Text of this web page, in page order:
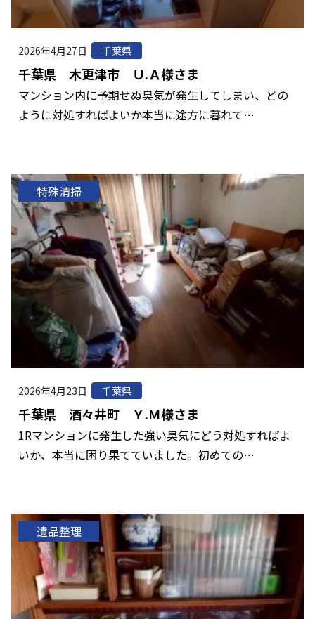
2026年4月27日 千葉県
千葉県 木更津市 Ｕ.Ａ様さま
マンション内に予期せぬ臭気が発生してしまい、どの
ように対処すればよいか本当に途方に暮れて…
特殊清掃
2026年4月23日 千葉県
千葉県 酒々井町 Ｙ.Ｍ様さま
1Rマンションに発生した強い臭気にどう対処すればよ
いか、本当に困り果てていました。初めての…
遺品整理